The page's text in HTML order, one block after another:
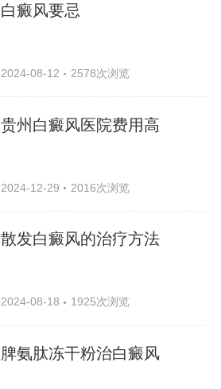
白癜风要忌
2024-08-12 2578次浏览
贵州白癜风医院费用高
2024-12-29 2016次浏览
散发白癜风的治疗方法
2024-08-18 1925次浏览
脾氨肽冻干粉治白癜风